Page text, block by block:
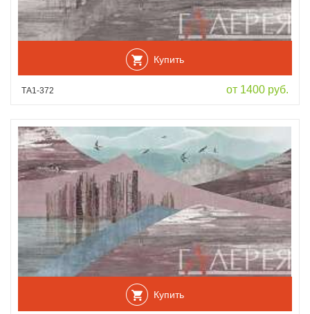
Купить
ТА1-372 от 1400 руб.
Купить